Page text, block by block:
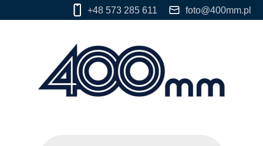
+48 573 285 611 foto@400mm.pl